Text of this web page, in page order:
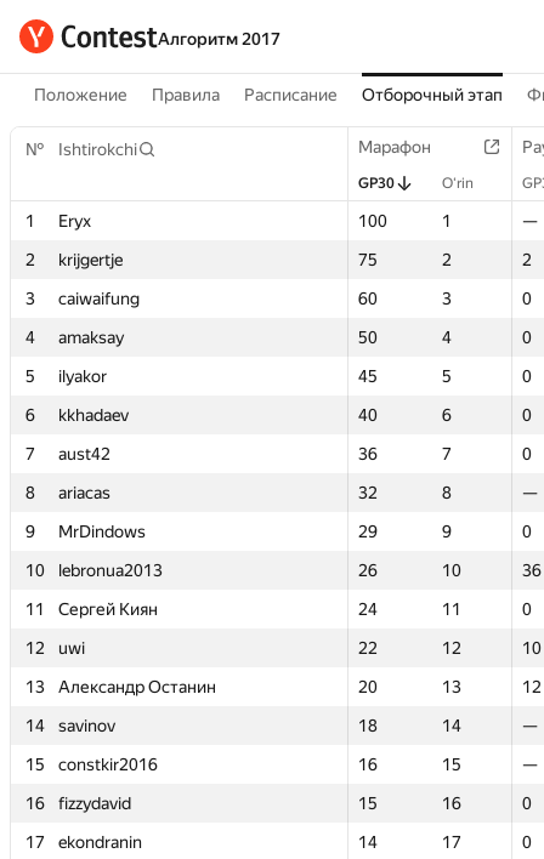
Алгоритм 2017
Положение Правила Расписание Отборочный этап
№ Ishtirokchi Марафон
GP30 O‘rin
1 Eryx 100 1
—
2
krijgertje 75 2
2
3
caiwaifung 60 3
0
4
amaksay 50 4
0
5
ilyakor 45 5
0
6
kkhadaev 40 6
0
7
aust42 36 7
0
8
ariacas 32 8
—
9
MrDindows 29 9
0
10
lebronua2013 26 10
36
11
Сергей Киян 24 11
0
12
uwi 22 12
10
13
Александр Останин 20 13
12
14
savinov 18 14
—
15
constkir2016 16 15
—
16
fizzydavid 15 16
0
17
ekondranin 14 17
0
№ Ishtirokchi Марафон
GP30 O‘rin
1 Eryx 100 1
—
2
krijgertje 75 2
2
3
caiwaifung 60 3
0
4
amaksay 50 4
0
5
ilyakor 45 5
0
6
kkhadaev 40 6
0
7
aust42 36 7
0
8
ariacas 32 8
—
9
MrDindows 29 9
0
10
lebronua2013 26 10
36
11
Сергей Киян 24 11
0
12
uwi 22 12
10
13
Александр Останин 20 13
12
14
savinov 18 14
—
15
constkir2016 16 15
—
16
fizzydavid 15 16
0
17
ekondranin 14 17
0